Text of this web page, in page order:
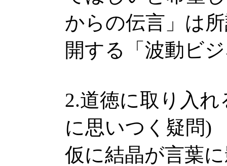
からの伝言」は
開する「波動ビ
2.道徳に取り入
に思いつく疑問)
仮に結晶が言葉